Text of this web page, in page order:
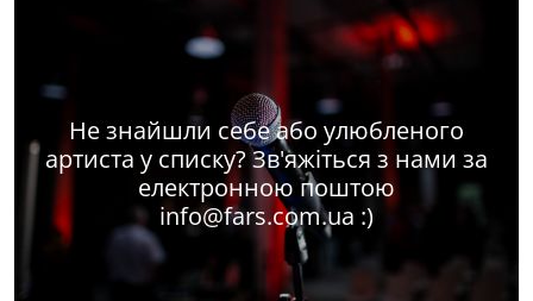
Не знайшли себе або улюбленого
артиста у списку? Зв'яжіться з нами за
електронною поштою
info@fars.com.ua :)